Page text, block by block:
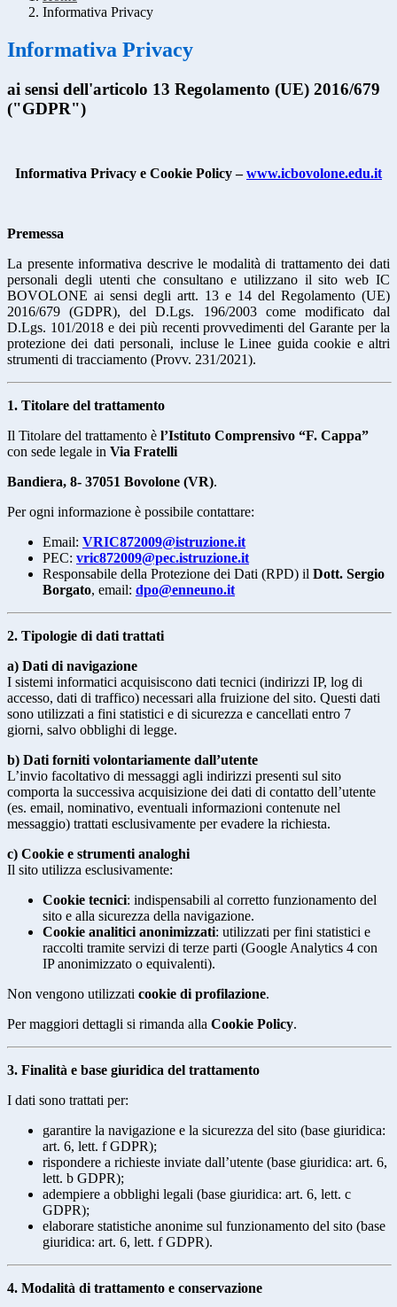
Informativa Privacy
Informativa Privacy
ai sensi dell'articolo 13 Regolamento (UE) 2016/679
("GDPR")
Informativa Privacy e Cookie Policy –www.icbovolone.edu.it
Premessa
La presente informativa descrive le modalità di trattamento dei dati
personali degli utenti che consultano e utilizzano il sito web IC
BOVOLONE ai sensi degli artt. 13 e 14 del Regolamento (UE)
2016/679 (GDPR), del D.Lgs. 196/2003 come modificato dal
D.Lgs. 101/2018 e dei più recenti provvedimenti del Garante per la
protezione dei dati personali, incluse le Linee guida cookie e altri
strumenti di tracciamento (Provv. 231/2021).
1. Titolare del trattamento
Il Titolare del trattamento è l’Istituto Comprensivo “F. Cappa”
con sede legale in Via Fratelli
Bandiera, 8- 37051 Bovolone (VR).
Per ogni informazione è possibile contattare:
Email: VRIC872009@istruzione.it
PEC: vric872009@pec.istruzione.it
Responsabile della Protezione dei Dati (RPD) il Dott. Sergio
Borgato, email: dpo@enneuno.it
2. Tipologie di dati trattati
a) Dati di navigazione
I sistemi informatici acquisiscono dati tecnici (indirizzi IP, log di
accesso, dati di traffico) necessari alla fruizione del sito. Questi dati
sono utilizzati a fini statistici e di sicurezza e cancellati entro 7
giorni, salvo obblighi di legge.
b) Dati forniti volontariamente dall’utente
L’invio facoltativo di messaggi agli indirizzi presenti sul sito
comporta la successiva acquisizione dei dati di contatto dell’utente
(es. email, nominativo, eventuali informazioni contenute nel
messaggio) trattati esclusivamente per evadere la richiesta.
c) Cookie e strumenti analoghi
Il sito utilizza esclusivamente:
Cookie tecnici: indispensabili al corretto funzionamento del
sito e alla sicurezza della navigazione.
Cookie analitici anonimizzati: utilizzati per fini statistici e
raccolti tramite servizi di terze parti (Google Analytics 4 con
IP anonimizzato o equivalenti).
Non vengono utilizzati cookie di profilazione.
Per maggiori dettagli si rimanda alla Cookie Policy.
3. Finalità e base giuridica del trattamento
I dati sono trattati per:
garantire la navigazione e la sicurezza del sito (base giuridica:
art. 6, lett. f GDPR);
rispondere a richieste inviate dall’utente (base giuridica: art. 6,
lett. b GDPR);
adempiere a obblighi legali (base giuridica: art. 6, lett. c
GDPR);
elaborare statistiche anonime sul funzionamento del sito (base
giuridica: art. 6, lett. f GDPR).
4. Modalità di trattamento e conservazione